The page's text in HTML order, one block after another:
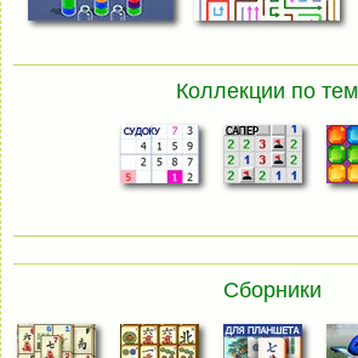
Коллекции по
Сборники